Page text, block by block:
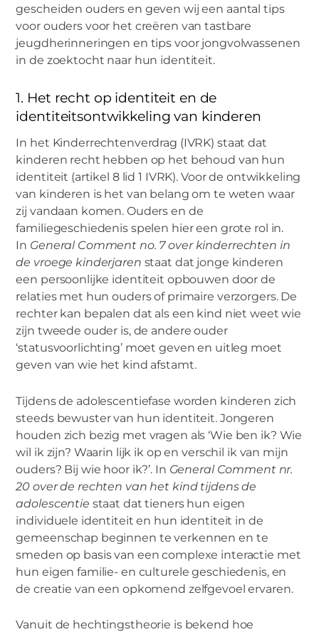
gescheiden ouders en geven wij een aantal tips
voor ouders voor het creëren van tastbare
jeugdherinneringen en tips voor jongvolwassenen
in de zoektocht naar hun identiteit.
1. Het recht op identiteit en de
identiteitsontwikkeling van kinderen
In het Kinderrechtenverdrag (IVRK) staat dat
kinderen recht hebben op het behoud van hun
identiteit (artikel 8 lid 1 IVRK). Voor de ontwikkeling
van kinderen is het van belang om te weten waar
zij vandaan komen. Ouders en de
familiegeschiedenis spelen hier een grote rol in.
In General Comment no. 7 over kinderrechten in
de vroege kinderjaren staat dat jonge kinderen
een persoonlijke identiteit opbouwen door de
relaties met hun ouders of primaire verzorgers. De
rechter kan bepalen dat als een kind niet weet wie
zijn tweede ouder is, de andere ouder
‘statusvoorlichting’ moet geven en uitleg moet
geven van wie het kind afstamt.
Tijdens de adolescentiefase worden kinderen zich
steeds bewuster van hun identiteit. Jongeren
houden zich bezig met vragen als ‘Wie ben ik? Wie
wil ik zijn? Waarin lijk ik op en verschil ik van mijn
ouders? Bij wie hoor ik?’. In General Comment nr.
20 over de rechten van het kind tijdens de
adolescentie staat dat tieners hun eigen
individuele identiteit en hun identiteit in de
gemeenschap beginnen te verkennen en te
smeden op basis van een complexe interactie met
hun eigen familie- en culturele geschiedenis, en
de creatie van een opkomend zelfgevoel ervaren.
Vanuit de hechtingstheorie is bekend hoe